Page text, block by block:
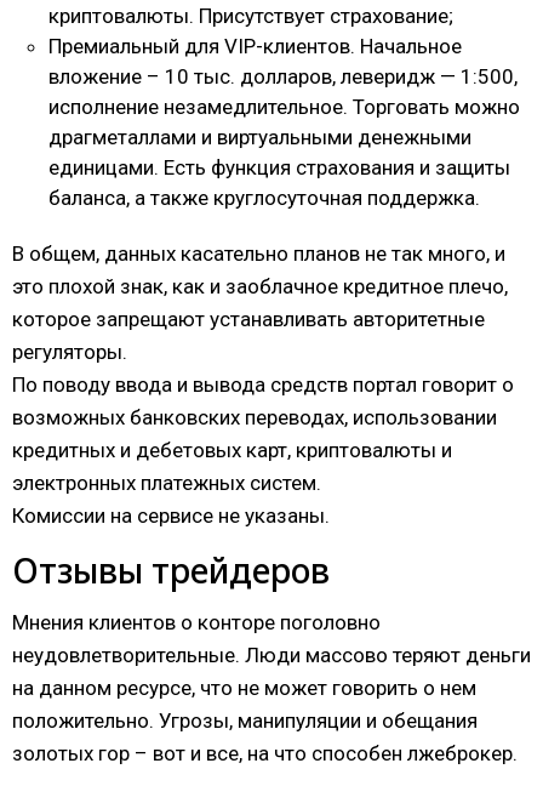
криптовалюты. Присутствует страхование;
Премиальный для VIP-клиентов. Начальное
вложение – 10 тыс. долларов, леверидж — 1:500,
исполнение незамедлительное. Торговать можно
драгметаллами и виртуальными денежными
единицами. Есть функция страхования и защиты
баланса, а также круглосуточная поддержка.
В общем, данных касательно планов не так много, и
это плохой знак, как и заоблачное кредитное плечо,
которое запрещают устанавливать авторитетные
регуляторы.
По поводу ввода и вывода средств портал говорит о
возможных банковских переводах, использовании
кредитных и дебетовых карт, криптовалюты и
электронных платежных систем.
Комиссии на сервисе не указаны.
Отзывы трейдеров
Мнения клиентов о конторе поголовно
неудовлетворительные. Люди массово теряют деньги
на данном ресурсе, что не может говорить о нем
положительно. Угрозы, манипуляции и обещания
золотых гор – вот и все, на что способен лжеброкер.